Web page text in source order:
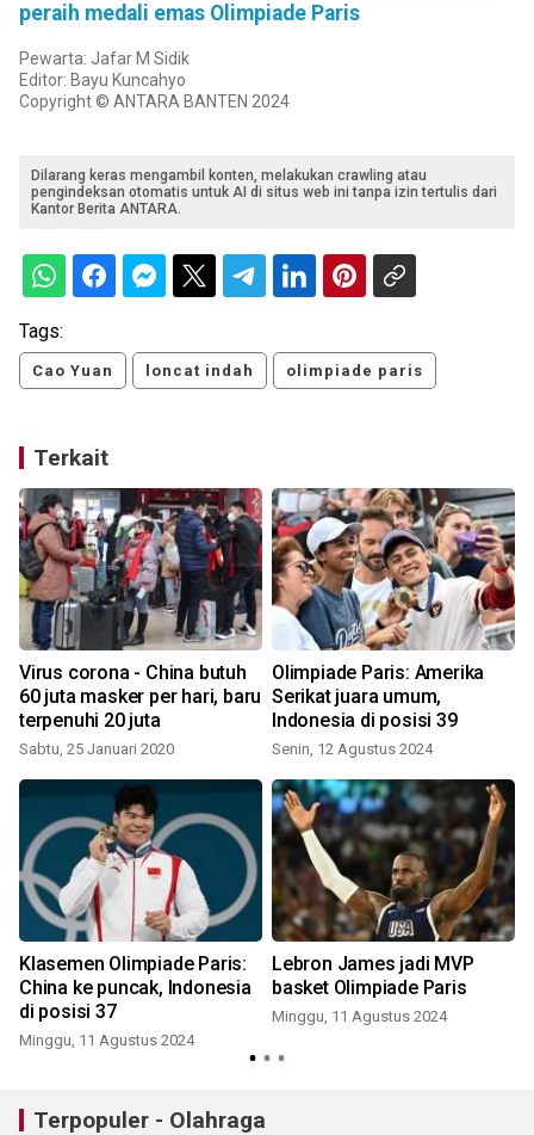
peraih medali emas Olimpiade Paris
Pewarta: Jafar M Sidik
Editor: Bayu Kuncahyo
Copyright © ANTARA BANTEN 2024
Dilarang keras mengambil konten, melakukan crawling atau
pengindeksan otomatis untuk AI di situs web ini tanpa izin tertulis dari
Kantor Berita ANTARA.
Tags:
Cao Yuan loncat indah olimpiade paris
Terkait
Virus corona - China butuh
60 juta masker per hari, baru
terpenuhi 20 juta
Sabtu, 25 Januari 2020
Olimpiade Paris: Amerika
Serikat juara umum,
Indonesia di posisi 39
Senin, 12 Agustus 2024
Klasemen Olimpiade Paris:
China ke puncak, Indonesia
di posisi 37
Minggu, 11 Agustus 2024
Lebron James jadi MVP
basket Olimpiade Paris
Minggu, 11 Agustus 2024
Terpopuler - Olahraga